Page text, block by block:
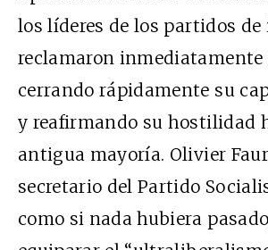
los líderes de los partidos de
reclamaron inmediatamente
cerrando rápidamente su
y reafirmando su hostilidad
antigua mayoría. Olivier
secretario del Partido
como si nada hubiera